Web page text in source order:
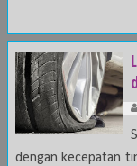
dengan kecepatan